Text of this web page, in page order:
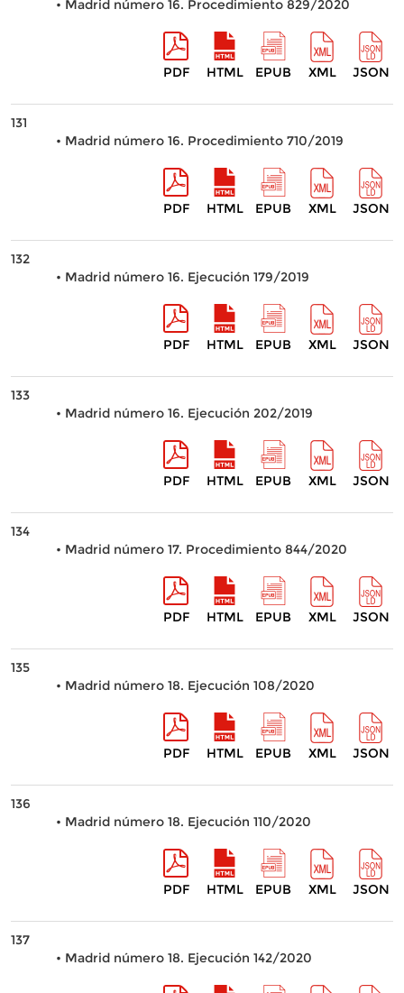
• Madrid número 16. Procedimiento 829/2020
PDF HTML EPUB XML JSON
131
• Madrid número 16. Procedimiento 710/2019
PDF HTML EPUB XML JSON
132
• Madrid número 16. Ejecución 179/2019
PDF HTML EPUB XML JSON
133
• Madrid número 16. Ejecución 202/2019
PDF HTML EPUB XML JSON
134
• Madrid número 17. Procedimiento 844/2020
PDF HTML EPUB XML JSON
135
• Madrid número 18. Ejecución 108/2020
PDF HTML EPUB XML JSON
136
• Madrid número 18. Ejecución 110/2020
PDF HTML EPUB XML JSON
137
• Madrid número 18. Ejecución 142/2020